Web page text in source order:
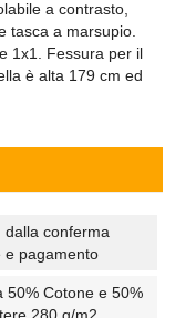
a contrasto,
tasca a marsupio.
1x1. Fessura per il
è alta 179 cm ed
dalla conferma
e pagamento
50% Cotone e 50%